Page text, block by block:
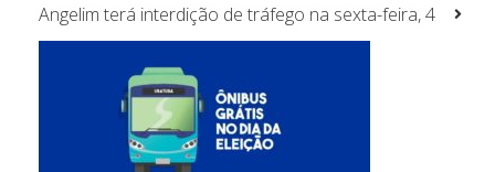
Angelim terá interdição de tráfego na sexta-feira, 4